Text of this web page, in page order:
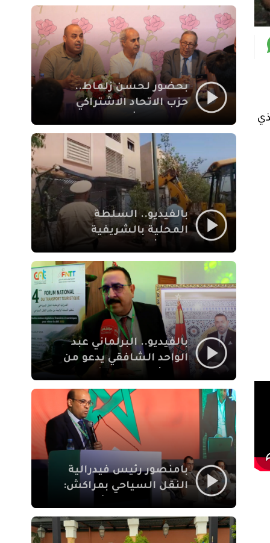
بمراكش
بحضور لحسن زلماط..
حزب الاتحاد الاشتراكي
مقراً بمقاطعة سيدي
يوسف بن علي مراكش
بالفيديو.. السلطة
المحلية بالشريفية
بنايات غير قانونية بإقامة
الإيمان
بالفيديو.. البرلماني عبد
الواحد الشافقي يدعو من
النقل السياحي لمواكبة
بامنصور رئيس فيدرالية
النقل السياحي بمراكش:
والاصلاح التشريعي
ركيزتان أساسيتان لكسب